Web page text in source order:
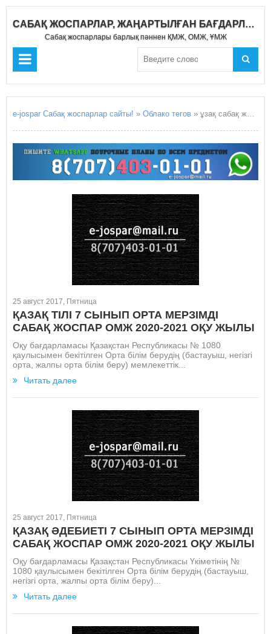
САБАҚ ЖОСПАРЛАР, ЖАҢАРТЫЛҒАН БАҒДАРЛАМА 2020-2021
Сабақ жоспарлары барлық пәннен ҚМЖ, ОМЖ, ҰМЖ
e-jospar Сабақ жоспарлар сайты! » Облако тегов » ұзақ сабақ жоспар ҚМЖ ОМЖ ҰМЖ
25 август 2017, Пятница
ҚАЗАҚ ТІЛІ 7 СЫНЫП ОРТА МЕРЗІМДІ
САБАҚ ЖОСПАР ОМЖ 2020-2021 ОҚУ ЖЫЛЫ
Оқу бағдарламасы Қазақстан Республикасы № 1080
қаулысымен бекітілген Орта білім берудің (бастауыш, негізгі
орта, жалпы орта білім беру) мемлекеттік...
Читать далее
25 август 2017, Пятница
ҚАЗАҚ ӘДЕБИЕТІ 7 СЫНЫП ОРТА МЕРЗІМДІ
САБАҚ ЖОСПАР ОМЖ 2020-2021 ОҚУ ЖЫЛЫ
Оқу бағдарламасы Қазақстан Республикасы Үкіметінің №
1080 қаулысымен бекітілген Орта білім берудің (бастауыш,
негізгі орта, жалпы орта білім беру)...
Читать далее